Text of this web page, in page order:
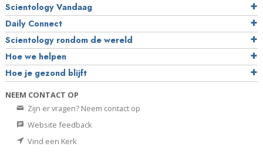
Scientology Vandaag
Daily Connect
Scientology rondom de wereld
Hoe we helpen
Hoe je gezond blijft
NEEM CONTACT OP
Zijn er vragen? Neem contact op
Website feedback
Vind een Kerk